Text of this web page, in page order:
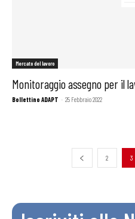
Mercato del lavoro
Monitoraggio assegno per il
Bollettino ADAPT - 25 Febbraio 2022
2 3